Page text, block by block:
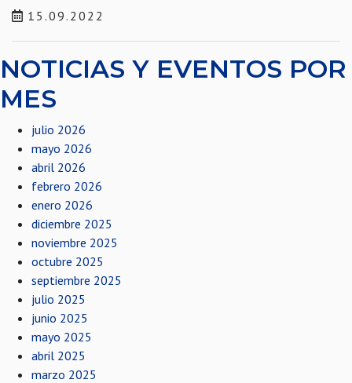
15.09.2022
NOTICIAS Y EVENTOS POR
MES
julio 2026
mayo 2026
abril 2026
febrero 2026
enero 2026
diciembre 2025
noviembre 2025
octubre 2025
septiembre 2025
julio 2025
junio 2025
mayo 2025
abril 2025
marzo 2025